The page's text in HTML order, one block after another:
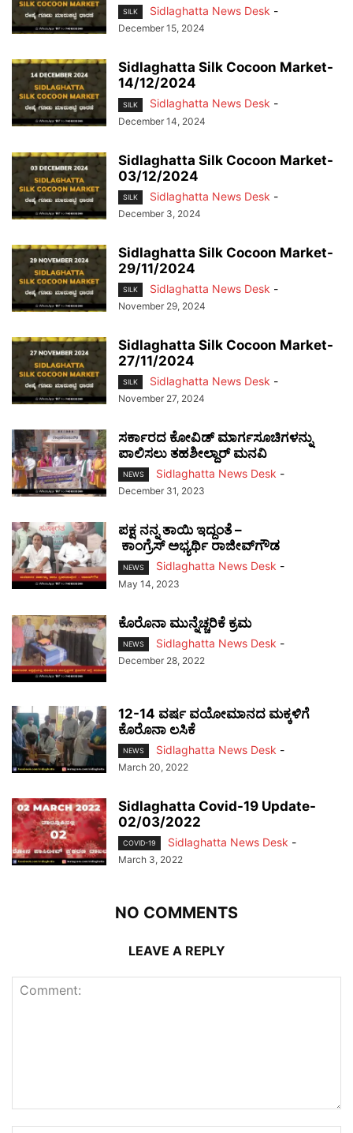
SILK Sidlaghatta News Desk -
December 15, 2024
Sidlaghatta Silk Cocoon Market-
14/12/2024
SILK Sidlaghatta News Desk -
December 14, 2024
Sidlaghatta Silk Cocoon Market-
03/12/2024
SILK Sidlaghatta News Desk -
December 3, 2024
Sidlaghatta Silk Cocoon Market-
29/11/2024
SILK Sidlaghatta News Desk -
November 29, 2024
Sidlaghatta Silk Cocoon Market-
27/11/2024
SILK Sidlaghatta News Desk -
November 27, 2024
ಸರ್ಕಾರದ ಕೋವಿಡ್ ಮಾರ್ಗಸೂಚಿಗಳನ್ನು
ಪಾಲಿಸಲು ತಹಶೀಲ್ದಾರ್ ಮನವಿ
NEWS Sidlaghatta News Desk -
December 31, 2023
ಪಕ್ಷ ನನ್ನ ತಾಯಿ ಇದ್ದಂತೆ –
ಕಾಂಗ್ರೆಸ್ ಅಭ್ಯರ್ಥಿ ರಾಜೀವ್‌ಗೌಡ
NEWS Sidlaghatta News Desk -
May 14, 2023
ಕೊರೊನಾ ಮುನ್ನೆಚ್ಚರಿಕೆ ಕ್ರಮ
NEWS Sidlaghatta News Desk -
December 28, 2022
12-14 ವರ್ಷ ವಯೋಮಾನದ ಮಕ್ಕಳಿಗೆ
ಕೊರೊನಾ ಲಸಿಕೆ
NEWS Sidlaghatta News Desk -
March 20, 2022
Sidlaghatta Covid-19 Update-
02/03/2022
COVID-19 Sidlaghatta News Desk -
March 3, 2022
NO COMMENTS
LEAVE A REPLY